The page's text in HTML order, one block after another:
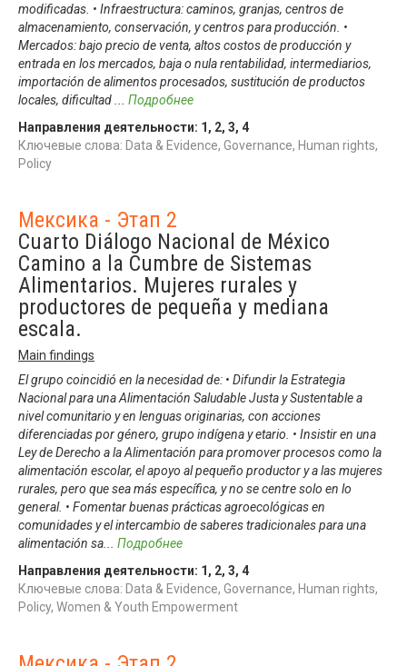
modificadas. • Infraestructura: caminos, granjas, centros de
almacenamiento, conservación, y centros para producción. •
Mercados: bajo precio de venta, altos costos de producción y
entrada en los mercados, baja o nula rentabilidad, intermediarios,
importación de alimentos procesados, sustitución de productos
locales, dificultad
Подробнее
Направления деятельности: 1 , 2, 3, 4
Ключевые слова: Data & Evidence, Governance, Human rights,
Policy
Мексика - Этап 2
Cuarto Diálogo Nacional de México
Camino a la Cumbre de Sistemas
Alimentarios. Mujeres rurales y
productores de pequeña y mediana
escala.
Main findings
El grupo coincidió en la necesidad de: • Difundir la Estrategia
Nacional para una Alimentación Saludable Justa y Sustentable a
nivel comunitario y en lenguas originarias, con acciones
diferenciadas por género, grupo indígena y etario. • Insistir en una
Ley de Derecho a la Alimentación para promover procesos como la
alimentación escolar, el apoyo al pequeño productor y a las mujeres
rurales, pero que sea más específica, y no se centre solo en lo
general. • Fomentar buenas prácticas agroecológicas en
comunidades y el intercambio de saberes tradicionales para una
alimentación sa
Подробнее
Направления деятельности: 1 , 2, 3, 4
Ключевые слова: Data & Evidence, Governance, Human rights,
Policy, Women & Youth Empowerment